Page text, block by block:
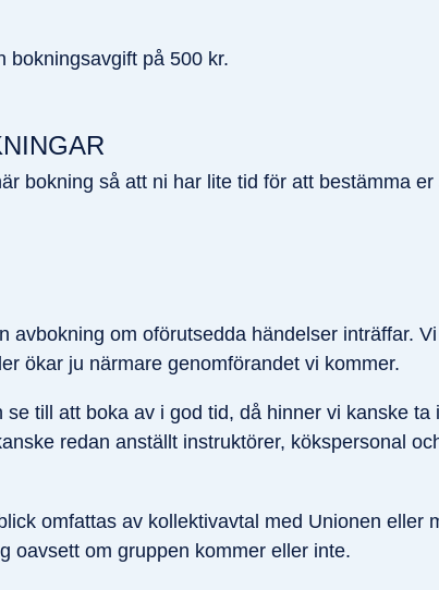
bokningsavgift på 500 kr.
bokning så att ni har lite tid för att bestämma
avbokning om oförutsedda händelser inträffar.
ökar ju närmare genomförandet vi kommer.
till att boka av i god tid, då hinner vi kanske
redan anställt instruktörer, kökspersonal
omfattas av kollektivavtal med Unionen eller
oavsett om gruppen kommer eller inte.